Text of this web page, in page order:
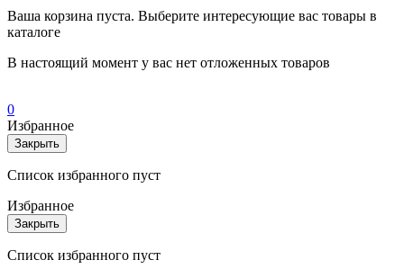
Ваша корзина пуста. Выберите интересующие вас товары в
каталоге
В настоящий момент у вас нет отложенных товаров
0
Избранное
Закрыть
Список избранного пуст
Избранное
Закрыть
Список избранного пуст